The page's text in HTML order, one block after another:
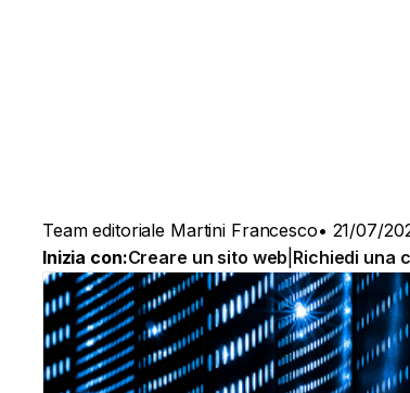
Team editoriale Martini Francesco• 21/07/
Inizia con:Creare un sito web Richiedi una